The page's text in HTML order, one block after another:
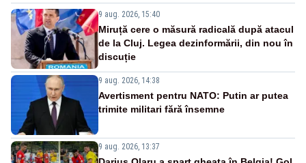
9 aug. 2026, 15:40
Miruță cere o măsură radicală după atacul
de la Cluj. Legea dezinformării, din nou în
discuție
9 aug. 2026, 14:38
Avertisment pentru NATO: Putin ar putea
trimite militari fără însemne
9 aug. 2026, 13:37